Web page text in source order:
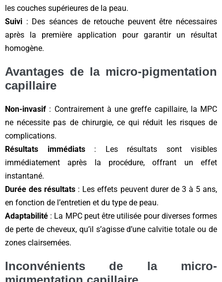
les couches supérieures de la peau.
Suivi : Des séances de retouche peuvent être nécessaires
après la première application pour garantir un résultat
homogène.
Avantages de la micro-pigmentation
capillaire
Non-invasif : Contrairement à une greffe capillaire, la MPC
ne nécessite pas de chirurgie, ce qui réduit les risques de
complications.
Résultats immédiats: Les résultats sont visibles
immédiatement après la procédure, offrant un effet
instantané.
Durée des résultats : Les effets peuvent durer de 3 à 5 ans,
en fonction de l’entretien et du type de peau.
Adaptabilité : La MPC peut être utilisée pour diverses formes
de perte de cheveux, qu’il s’agisse d’une calvitie totale ou de
zones clairsemées.
Inconvénients de la micro-